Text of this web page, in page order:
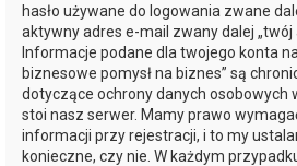
hasło używane do logowania zwane
aktywny adres e-mail zwany dalej „twój
Informacje podane dla twojego konta
biznesowe pomysł na biznes” są
dotyczące ochrony danych osobowych
stoi nasz serwer. Mamy prawo
informacji przy rejestracji, i to my
konieczne, czy nie. W każdym